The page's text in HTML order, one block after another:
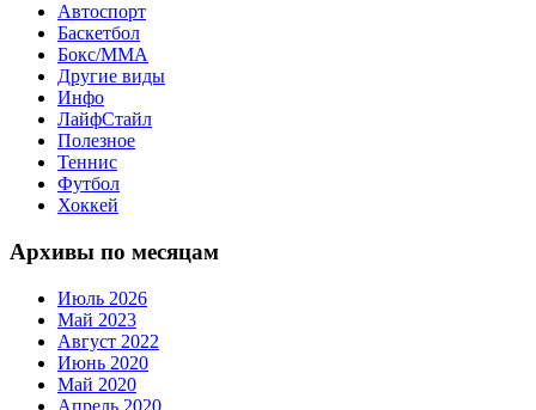
Автоспорт
Баскетбол
Бокс/MMA
Другие виды
Инфо
ЛайфСтайл
Полезное
Теннис
Футбол
Хоккей
Архивы по месяцам
Июль 2026
Май 2023
Август 2022
Июнь 2020
Май 2020
Апрель 2020